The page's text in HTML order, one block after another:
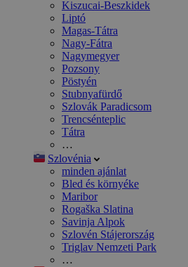
Kiszucai-Beszkidek
Liptó
Magas-Tátra
Nagy-Fátra
Nagymegyer
Pozsony
Pöstyén
Stubnyafürdő
Szlovák Paradicsom
Trencsénteplic
Tátra
…
Szlovénia
minden ajánlat
Bled és környéke
Maribor
Rogaška Slatina
Savinja Alpok
Szlovén Stájerország
Triglav Nemzeti Park
…